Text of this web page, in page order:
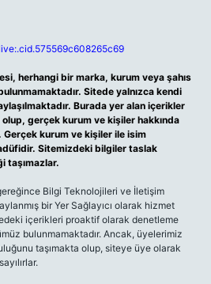
herhangi bir marka, kurum veya şahıs
Sitede yalnızca kendi
Burada yer alan içerikler
gerçek kurum ve kişiler hakkında
Gerçek kurum ve kişiler ile isim
Sitemizdeki bilgiler taslak
taşımazlar.
Bilgi Teknolojileri ve İletişim
bir Yer Sağlayıcı olarak hizmet
içerikleri proaktif olarak denetleme
bulunmamaktadır. Ancak, üyelerimiz
taşımakta olup, siteye üye olarak